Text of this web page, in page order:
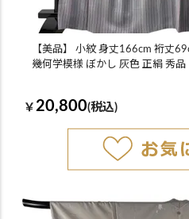
【美品】 小紋 身丈166cm 裄丈
幾何学模様 ぼかし 灰色 正絹 秀品
￥ 20,800(税込)